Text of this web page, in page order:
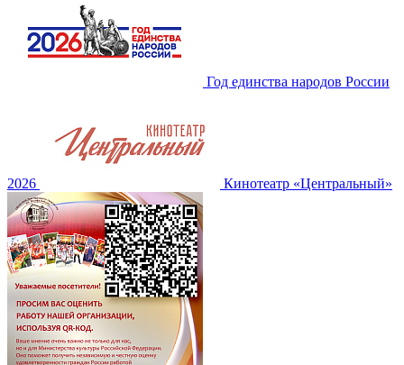
Год единства народов России
2026 Кинотеатр «Центральный»